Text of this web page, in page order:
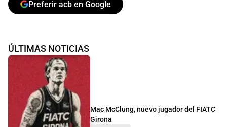
Preferir acb en Google
ÚLTIMAS NOTICIAS
Mac McClung, nuevo jugador del FIATC
Girona